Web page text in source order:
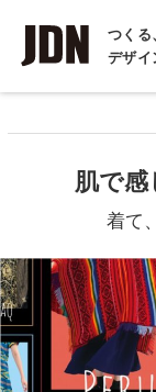
つくる
デザイ
インタビュ
肌で感
着て